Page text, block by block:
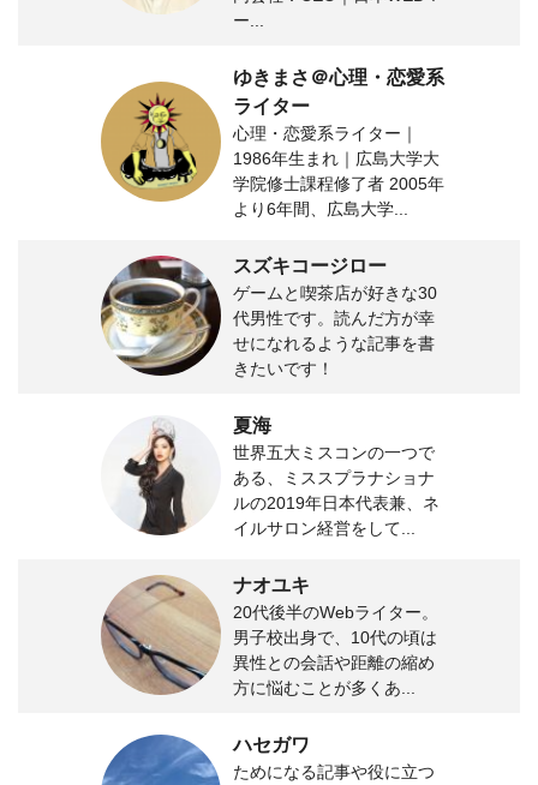
ー...
ゆきまさ＠心理・恋愛系
ライター
心理・恋愛系ライター｜
1986年生まれ｜広島大学大
学院修士課程修了者 2005年
より6年間、広島大学...
スズキコージロー
ゲームと喫茶店が好きな30
代男性です。読んだ方が幸
せになれるような記事を書
きたいです！
夏海
世界五大ミスコンの一つで
ある、ミススプラナショナ
ルの2019年日本代表兼、ネ
イルサロン経営をして...
ナオユキ
20代後半のWebライター。
男子校出身で、10代の頃は
異性との会話や距離の縮め
方に悩むことが多くあ...
ハセガワ
ためになる記事や役に立つ